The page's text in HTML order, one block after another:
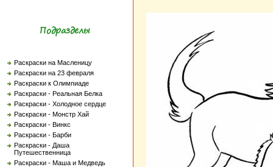
Подразделы
Раскраски на Масленицу
Раскраски на 23 февраля
Раскраски к Олимпиаде
Раскраски - Реальная Белка
Раскраски - Холодное сердце
Раскраски - Монстр Хай
Раскраски - Винкс
Раскраски - Барби
Раскраски - Даша
Путешественница
Раскраски - Маша и Медведь